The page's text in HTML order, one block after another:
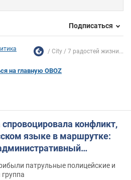
Подписаться
City 7 радостей жизни...
на главную OBOZ
конфликт,
языке в маршрутке:
патрульные полицейские и